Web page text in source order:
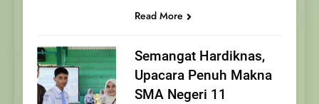
Read More
Semangat Hardiknas,
Upacara Penuh Makna
SMA Negeri 11